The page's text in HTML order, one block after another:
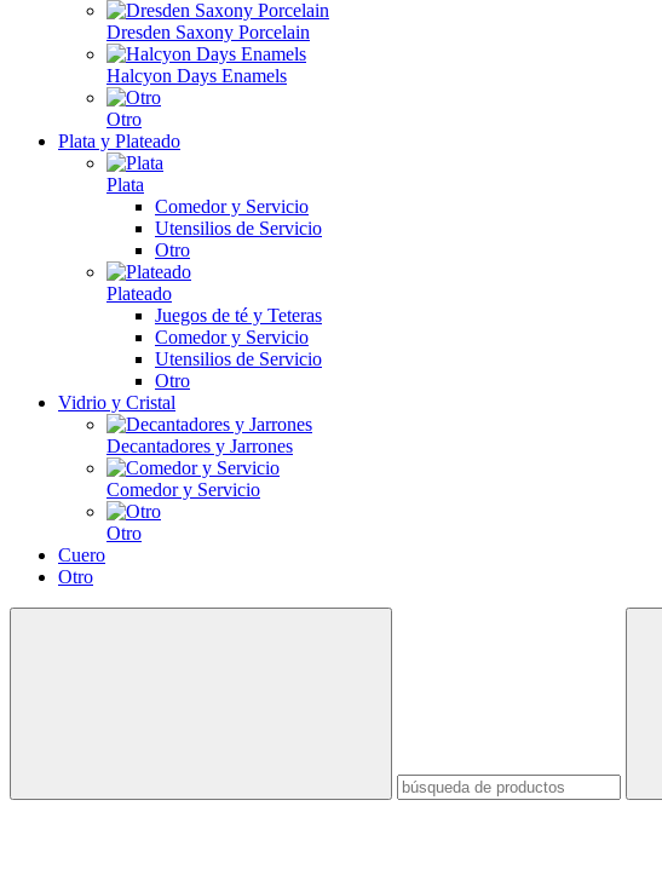
Dresden Saxony Porcelain
Halcyon Days Enamels
Otro
Plata y Plateado
Plata
Comedor y Servicio
Utensilios de Servicio
Otro
Plateado
Juegos de té y Teteras
Comedor y Servicio
Utensilios de Servicio
Otro
Vidrio y Cristal
Decantadores y Jarrones
Comedor y Servicio
Otro
Cuero
Otro